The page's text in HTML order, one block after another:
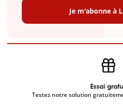
Je m'abonne à
Essai
Testez notre solution